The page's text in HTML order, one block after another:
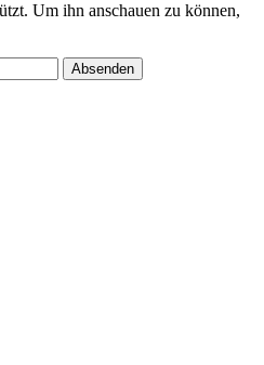
Um ihn anschauen zu können,